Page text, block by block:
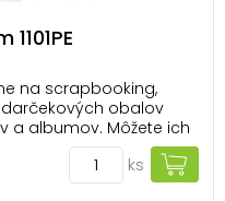
na scrapbooking,
obalov
a albumov. Môžete ich
sklo a iné hladké
a nalepte tam, kde
elegancii...
ks